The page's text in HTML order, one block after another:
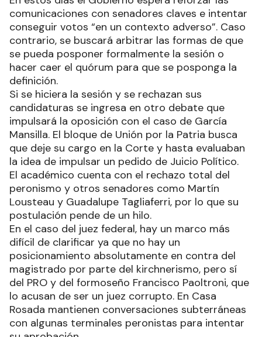
comunicaciones con senadores claves e intentar
conseguir votos “en un contexto adverso”. Caso
contrario, se buscará arbitrar las formas de que
se pueda posponer formalmente la sesión o
hacer caer el quórum para que se posponga la
definición.
Si se hiciera la sesión y se rechazan sus
candidaturas se ingresa en otro debate que
impulsará la oposición con el caso de García
Mansilla. El bloque de Unión por la Patria busca
que deje su cargo en la Corte y hasta evaluaban
la idea de impulsar un pedido de Juicio Político.
El académico cuenta con el rechazo total del
peronismo y otros senadores como Martín
Lousteau y Guadalupe Tagliaferri, por lo que su
postulación pende de un hilo.
En el caso del juez federal, hay un marco más
difícil de clarificar ya que no hay un
posicionamiento absolutamente en contra del
magistrado por parte del kirchnerismo, pero sí
del PRO y del formoseño Francisco Paoltroni, que
lo acusan de ser un juez corrupto. En Casa
Rosada mantienen conversaciones subterráneas
con algunas terminales peronistas para intentar